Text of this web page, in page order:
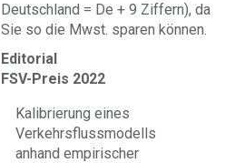
Deutschland = De + 9 Ziffern), da
Sie so die Mwst. sparen können.
Editorial
FSV-Preis 2022
Kalibrierung eines
Verkehrsflussmodells
anhand empirischer